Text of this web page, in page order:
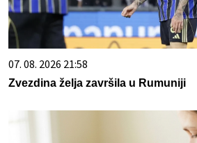
07. 08. 2026 21:58
Zvezdina želja završila u Rumuniji